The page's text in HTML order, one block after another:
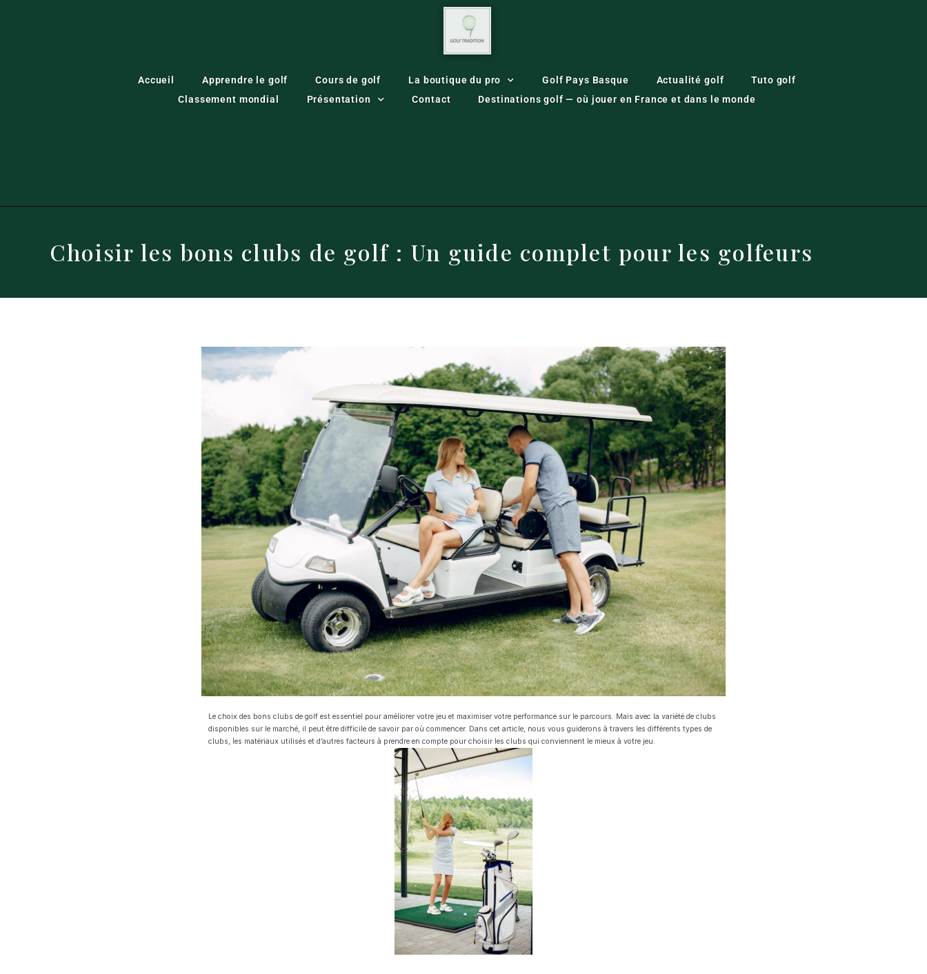
Accueil Apprendre le golf Cours de golf La boutique du pro Golf Pays Basque Actualité golf
Tuto golf
Classement mondial
Présentation Contact Destinations golf — où jouer en France et dans le monde
Choisir les bons clubs de golf : Un guide complet pour les golfeurs
Le choix des bons clubs de golf est essentiel pour améliorer votre jeu et maximiser votre performance sur le parcours. Mais avec la variété de clubs
disponibles sur le marché, il peut être difficile de savoir par où commencer. Dans cet article, nous vous guiderons à travers les différents types de
clubs, les matériaux utilisés et d’autres facteurs à prendre en compte pour choisir les clubs qui conviennent le mieux à votre jeu.